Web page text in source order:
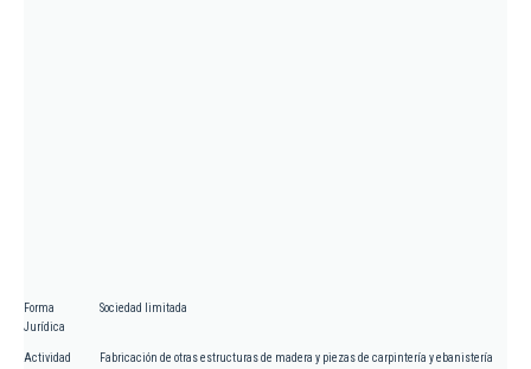
Forma
Jurídica
Sociedad limitada
Actividad
Fabricación de otras estructuras de madera y piezas de carpintería y ebanistería